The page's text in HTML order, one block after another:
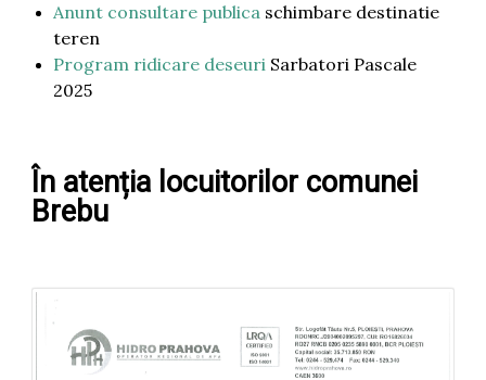
Anunt consultare publica schimbare destinatie
teren
Program ridicare deseuri Sarbatori Pascale
2025
În atenția locuitorilor comunei
Brebu